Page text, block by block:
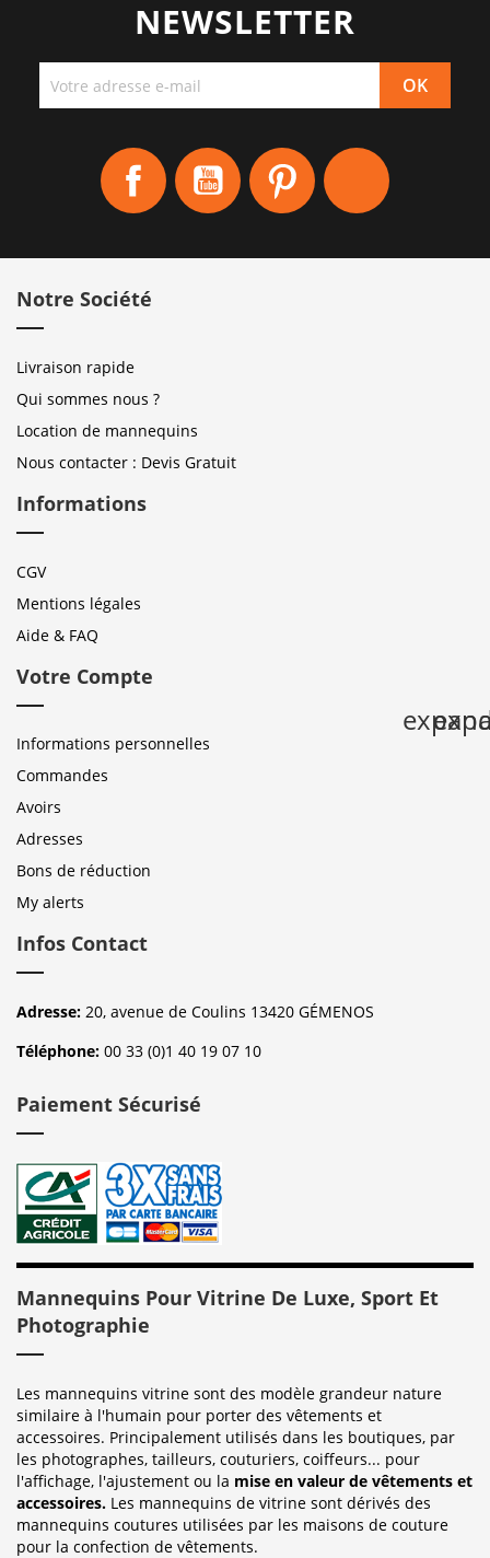
NEWSLETTER
Facebook YouTube Pinterest
Notre Société
Livraison rapide
Qui sommes nous ?
Location de mannequins
Nous contacter : Devis Gratuit
Informations
CGV
Mentions légales
Aide & FAQ
Votre Compte
Informations personnelles
Commandes
Avoirs
Adresses
Bons de réduction
My alerts
Infos Contact
Adresse: 20, avenue de Coulins 13420 GÉMENOS
Téléphone: 00 33 (0)1 40 19 07 10
Paiement Sécurisé
Mannequins Pour Vitrine De Luxe, Sport Et
Photographie
Les mannequins vitrine sont des modèle grandeur nature
similaire à l'humain pour porter des vêtements et
accessoires. Principalement utilisés dans les boutiques, par
les photographes, tailleurs, couturiers, coiffeurs... pour
l'affichage, l'ajustement ou la mise en valeur de vêtements et
accessoires. Les mannequins de vitrine sont dérivés des
mannequins coutures utilisées par les maisons de couture
pour la confection de vêtements.